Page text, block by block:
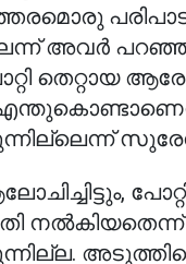
അവർ
തെറ്റായ